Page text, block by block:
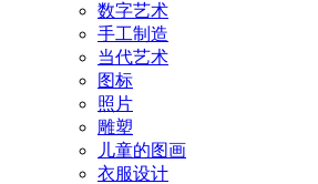
数字艺术
手工制造
当代艺术
图标
照片
雕塑
儿童的图画
衣服设计